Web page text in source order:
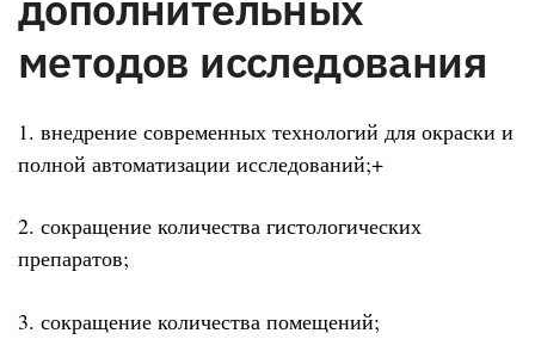
методов исследования
1. внедрение современных технологий для окраски и
полной автоматизации исследований;+
2. сокращение количества гистологических
препаратов;
3. сокращение количества помещений;